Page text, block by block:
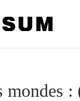
mondes